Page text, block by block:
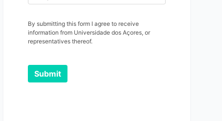
By submitting this form I agree to receive
information from Universidade dos Açores, or
representatives thereof.
Submit